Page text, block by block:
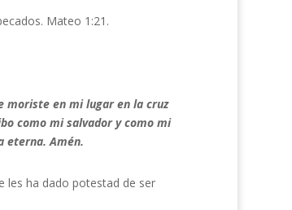
Mateo 1:21.
moriste en mi lugar en la cruz
como mi salvador y como mi
eterna. Amén.
les ha dado potestad de ser